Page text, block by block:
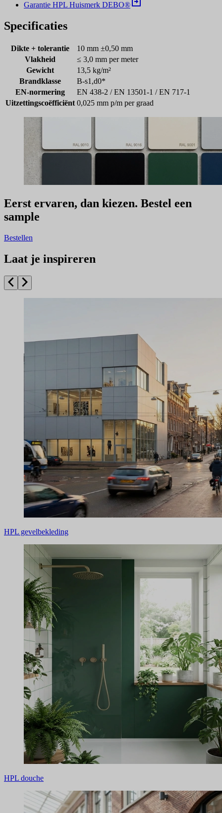
Garantie HPL Huismerk DEBO®
Specificaties
Dikte + tolerantie
10 mm ±0,50 mm
Vlakheid
≤ 3,0 mm per meter
Gewicht
13,5 kg/m²
Brandklasse
B-s1,d0*
EN-normering
EN 438-2 / EN 13501-1 / EN 717-1
Uitzettingscoëfficiënt 0,025 mm p/m per graad
Eerst ervaren, dan kiezen. Bestel een
sample
Bestellen
Laat je inspireren
HPL gevelbekleding
HPL douche